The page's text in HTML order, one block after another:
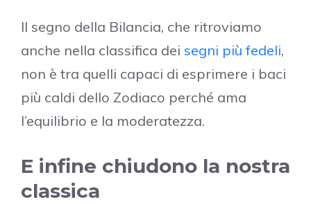
Il segno della Bilancia, che ritroviamo
anche nella classifica dei segni più fedeli,
non è tra quelli capaci di esprimere i baci
più caldi dello Zodiaco perché ama
l’equilibrio e la moderatezza.
E infine chiudono la nostra
classica